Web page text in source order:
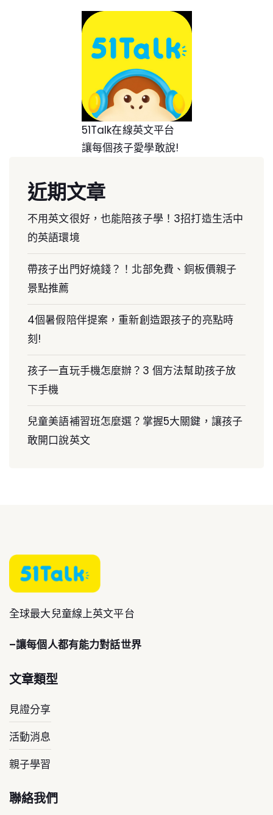
51Talk在線英文平台
讓每個孩子愛學敢說!
近期文章
不用英文很好，也能陪孩子學！3招打造生活中
的英語環境
帶孩子出門好燒錢？！北部免費、銅板價親子
景點推薦
4個暑假陪伴提案，重新創造跟孩子的亮點時
刻!
孩子一直玩手機怎麼辦？3 個方法幫助孩子放
下手機
兒童美語補習班怎麼選？掌握5大關鍵，讓孩子
敢開口說英文
全球最大兒童線上英文平台
–讓每個人都有能力對話世界
文章類型
見證分享
活動消息
親子學習
聯絡我們